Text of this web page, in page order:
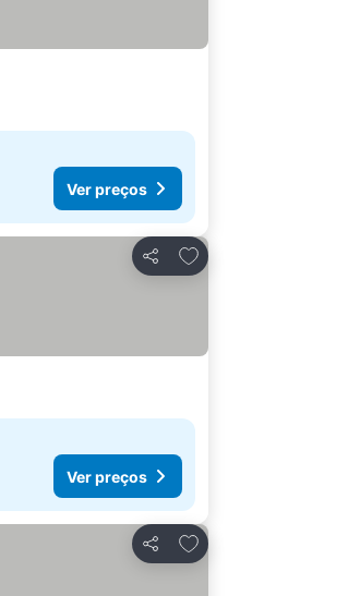
Ver preços
Partilhar
Adicionar aos favoritos
Ver preços
Partilhar
Adicionar aos favoritos